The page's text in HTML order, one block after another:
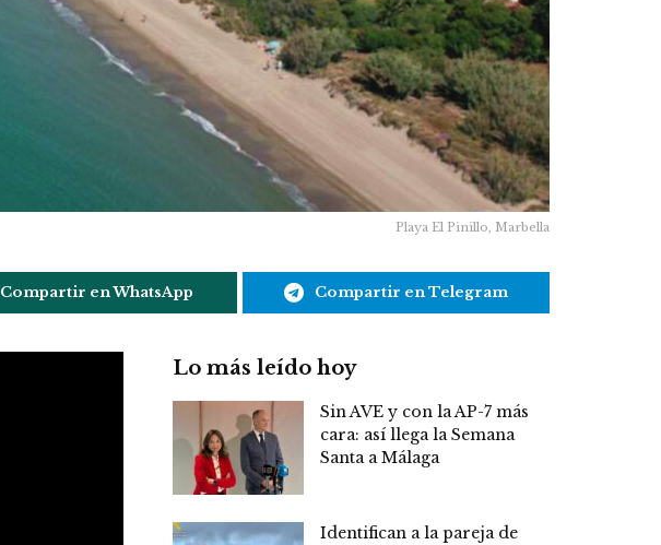
Playa El Pinillo, Marbella
Compartir en WhatsApp Compartir en Telegram
Lo más leído hoy
Sin AVE y con la AP-7 más
cara: así llega la Semana
Santa a Málaga
Identifican a la pareja de